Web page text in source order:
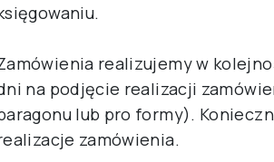
realizujemy w
na podjęcie realizacji
lub pro formy).
zamówienia.